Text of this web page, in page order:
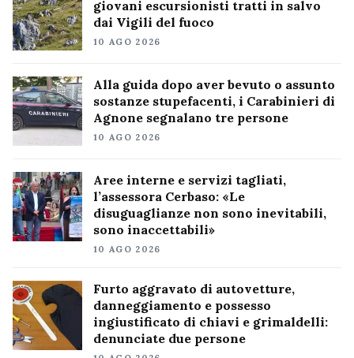
giovani escursionisti tratti in salvo
dai Vigili del fuoco
10 AGO 2026
Alla guida dopo aver bevuto o assunto
sostanze stupefacenti, i Carabinieri di
Agnone segnalano tre persone
10 AGO 2026
Aree interne e servizi tagliati,
l’assessora Cerbaso: «Le
disuguaglianze non sono inevitabili,
sono inaccettabili»
10 AGO 2026
Furto aggravato di autovetture,
danneggiamento e possesso
ingiustificato di chiavi e grimaldelli:
denunciate due persone